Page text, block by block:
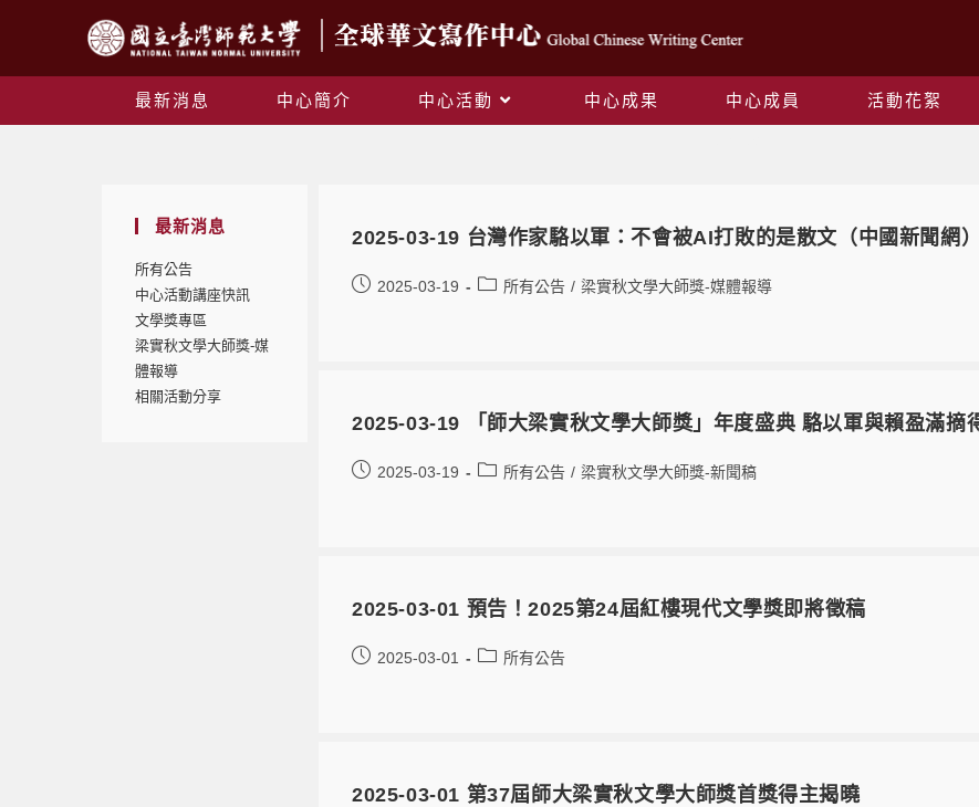
最新消息 中心簡介 中心活動 中心成果 中心成員 活動花絮
最新消息
所有公告
中心活動講座快訊
文學獎專區
梁實秋文學大師獎-媒
體報導
相關活動分享
2025-03-19 台灣作家駱以軍：不會被AI打敗的是散文（中國新聞網）
2025-03-19 所有公告 / 梁實秋文學大師獎-媒體報導
2025-03-19 「師大梁實秋文學大師獎」年度盛典 駱以軍與賴盈滿摘
2025-03-19 所有公告 / 梁實秋文學大師獎-新聞稿
2025-03-01 預告！2025第24屆紅樓現代文學獎即將徵稿
2025-03-01 所有公告
2025-03-01 第37屆師大梁實秋文學大師獎首獎得主揭曉